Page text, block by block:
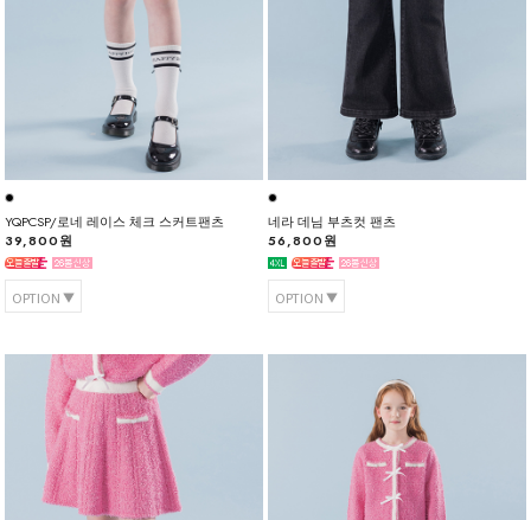
YQPCSP/로네 레이스 체크 스커트팬츠
39,800원
OPTION
네라 데님 부츠컷 팬츠
56,800원
OPTION